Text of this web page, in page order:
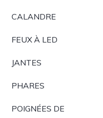
CALANDRE
FEUX À LED
JANTES
PHARES
POIGNÉES DE